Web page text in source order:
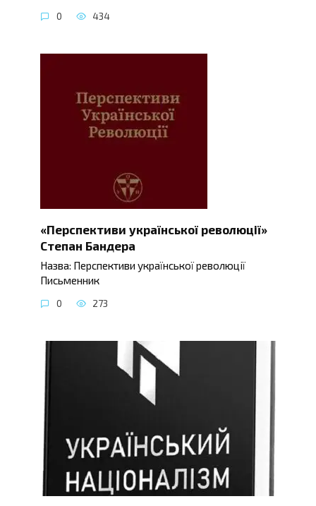
0 434
«Перспективи української революції»
Степан Бандера
Назва: Перспективи української революції
Письменник
0 273